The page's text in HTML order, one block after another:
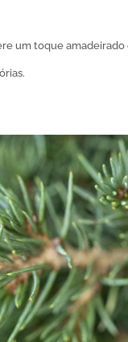
um toque